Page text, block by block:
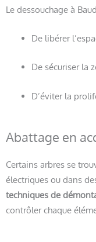
Le dessouchage à
De libérer
De sécuriser la
D’éviter la
Abattage en
Certains arbres se
électriques ou dans
techniques de
contrôler chaque